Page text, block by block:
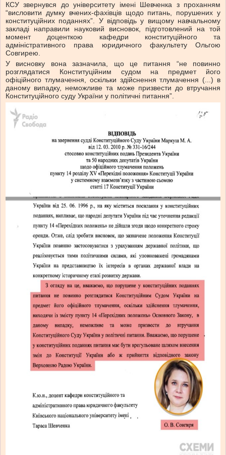
КСУ звернувся до університету імені Шевченка з проханням
“висловити думку вчених-фахівців щодо питань, порушених у
конституційних поданнях”. У відповідь у вищому навчальному
закладі направили науковий висновок, підготовлений на той
момент доценткою кафедри конституційного та
адміністративного права юридичного факультету Ольгою
Совгирею.
У висновку вона зазначила, що це питання “не повинно
розглядатися Конституційним судом на предмет його
офіційного тлумачення, оскільки здійснення тлумачення (...) в
даному випадку, неможливе та може призвести до втручання
Конституційного суду України у політичні питання”.